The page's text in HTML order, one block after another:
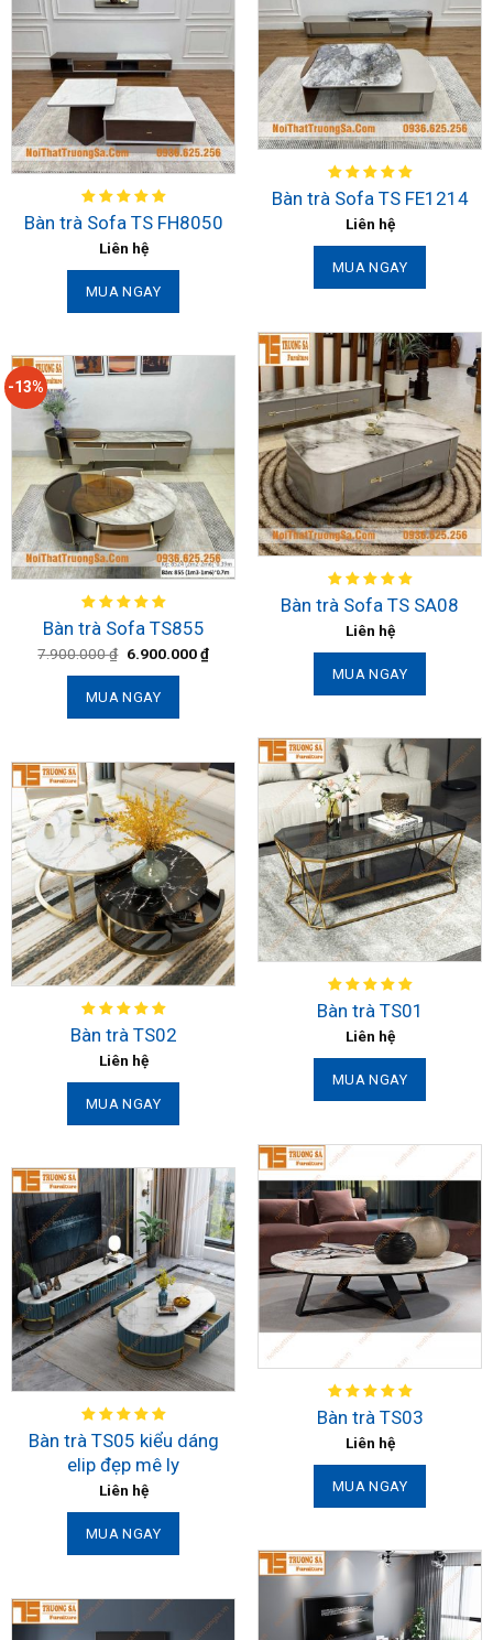
Bàn trà Sofa TS FE1214
Liên hệ
MUA NGAY
Bàn trà Sofa TS FH8050
Liên hệ
MUA NGAY
Bàn trà Sofa TS SA08
Liên hệ
MUA NGAY
-13%
Bàn trà Sofa TS855
7.900.000₫ 6.900.000₫
MUA NGAY
Bàn trà TS01
Liên hệ
MUA NGAY
Bàn trà TS02
Liên hệ
MUA NGAY
Bàn trà TS03
Liên hệ
MUA NGAY
Bàn trà TS05 kiểu dáng
elip đẹp mê ly
Liên hệ
MUA NGAY